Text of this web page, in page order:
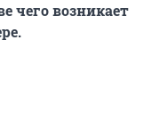
чего возникает